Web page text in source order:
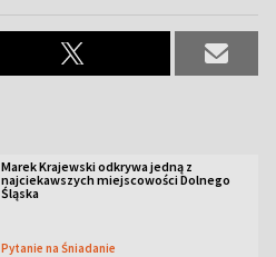
Marek Krajewski odkrywa jedną z
najciekawszych miejscowości Dolnego
Śląska
Pytanie na Śniadanie